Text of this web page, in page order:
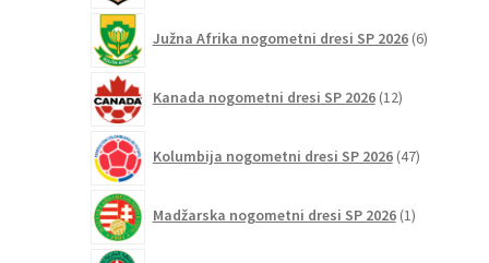
Južna Afrika nogometni dresi SP 2026 6izdelkov
Kanada nogometni dresi SP 2026 12izdelkov
Kolumbija nogometni dresi SP 2026 47izdelkov
Madžarska nogometni dresi SP 2026 1izdelek